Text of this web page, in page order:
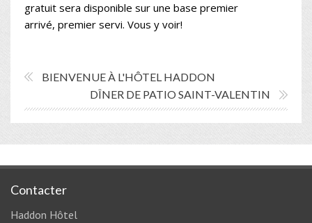
gratuit sera disponible sur une base premier
arrivé, premier servi. Vous y voir!
BIENVENUE À L'HÔTEL HADDON
DÎNER DE PATIO SAINT-VALENTIN
Contacter
Haddon Hôtel